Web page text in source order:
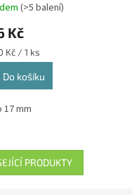
(>5 balení)
Kč
Kč / 1 ks
Do košíku
mm
PRODUKTY